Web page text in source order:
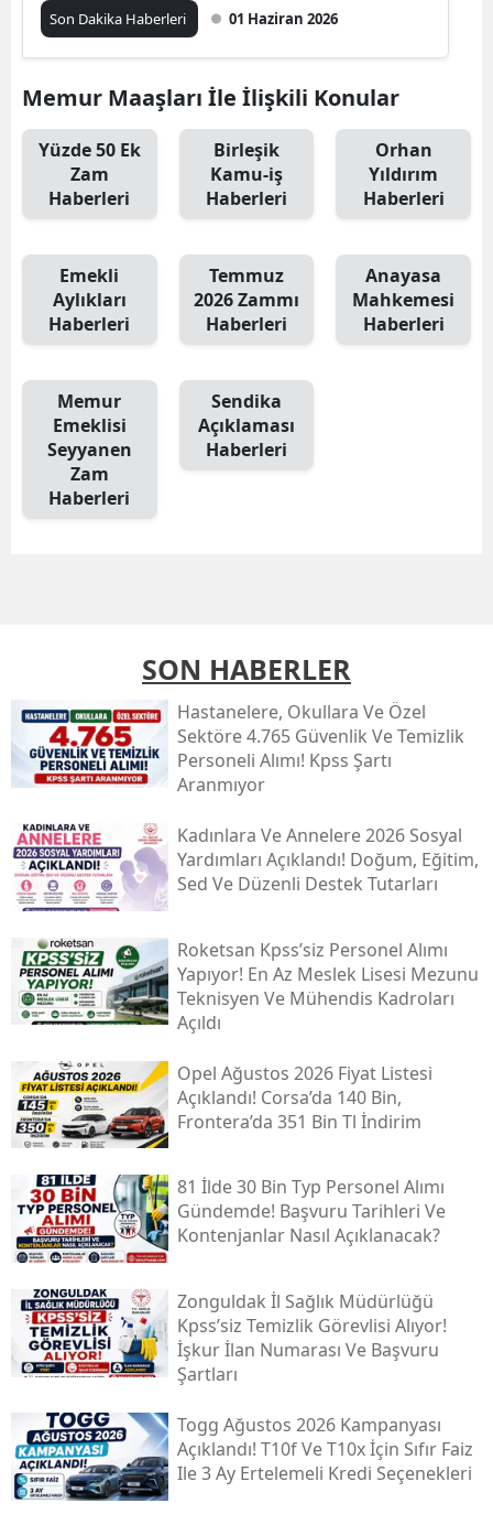
Son Dakika Haberleri 01 Haziran 2026
Memur Maaşları İle İlişkili Konular
Yüzde 50 Ek
Zam
Haberleri
Birleşik
Kamu-iş
Haberleri
Orhan
Yıldırım
Haberleri
Emekli
Aylıkları
Haberleri
Temmuz
2026 Zammı
Haberleri
Anayasa
Mahkemesi
Haberleri
Memur
Emeklisi
Seyyanen
Zam
Haberleri
Sendika
Açıklaması
Haberleri
SON HABERLER
Hastanelere, Okullara Ve Özel
Sektöre 4.765 Güvenlik Ve Temizlik
Personeli Alımı! Kpss Şartı
Aranmıyor
Kadınlara Ve Annelere 2026 Sosyal
Yardımları Açıklandı! Doğum, Eğitim,
Sed Ve Düzenli Destek Tutarları
Roketsan Kpss’siz Personel Alımı
Yapıyor! En Az Meslek Lisesi Mezunu
Teknisyen Ve Mühendis Kadroları
Açıldı
Opel Ağustos 2026 Fiyat Listesi
Açıklandı! Corsa’da 140 Bin,
Frontera’da 351 Bin Tl İndirim
81 İlde 30 Bin Typ Personel Alımı
Gündemde! Başvuru Tarihleri Ve
Kontenjanlar Nasıl Açıklanacak?
Zonguldak İl Sağlık Müdürlüğü
Kpss’siz Temizlik Görevlisi Alıyor!
İşkur İlan Numarası Ve Başvuru
Şartları
Togg Ağustos 2026 Kampanyası
Açıklandı! T10f Ve T10x İçin Sıfır Faiz
Ile 3 Ay Ertelemeli Kredi Seçenekleri